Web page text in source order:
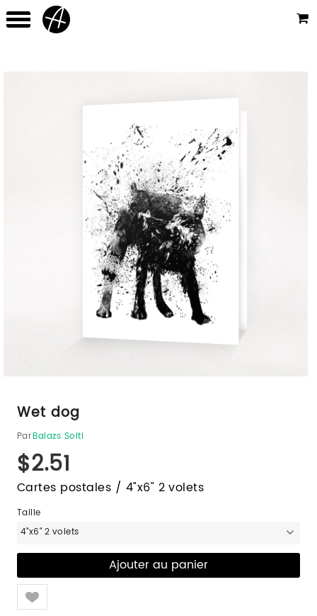
Wet dog
ParBalazs Solti
$2.51
Cartes postales / 4"x6" 2 volets
Taille
4"x6" 2 volets
Like